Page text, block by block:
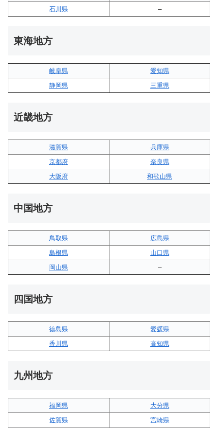
石川県
–
東海地方
岐阜県
愛知県
静岡県
三重県
近畿地方
滋賀県
兵庫県
京都府
奈良県
大阪府
和歌山県
中国地方
鳥取県
広島県
島根県
山口県
岡山県
–
四国地方
徳島県
愛媛県
香川県
高知県
九州地方
福岡県
大分県
佐賀県
宮崎県